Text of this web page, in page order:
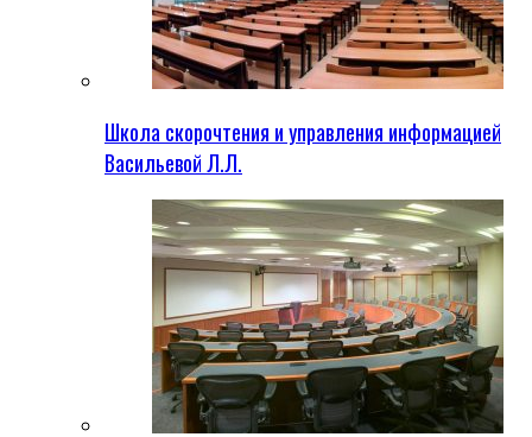
Школа скорочтения и управления информацией
Васильевой Л.Л.